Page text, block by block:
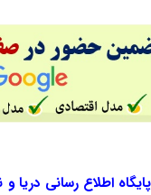
پایگاه اطلاع رسانی دریا